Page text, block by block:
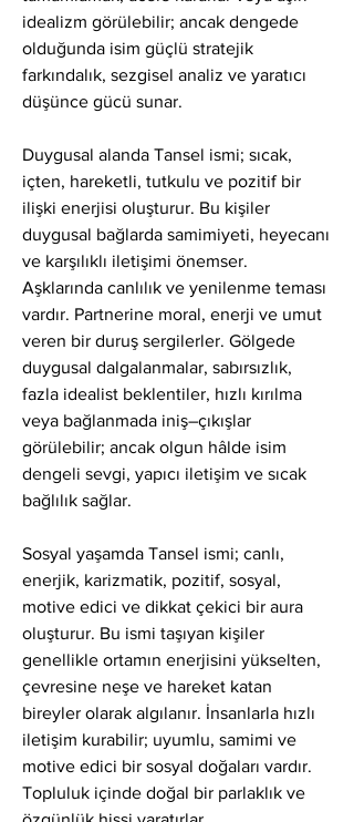
idealizm görülebilir; ancak dengede
olduğunda isim güçlü stratejik
farkındalık, sezgisel analiz ve yaratıcı
düşünce gücü sunar.
Duygusal alanda Tansel ismi; sıcak,
içten, hareketli, tutkulu ve pozitif bir
ilişki enerjisi oluşturur. Bu kişiler
duygusal bağlarda samimiyeti, heyecanı
ve karşılıklı iletişimi önemser.
Aşklarında canlılık ve yenilenme teması
vardır. Partnerine moral, enerji ve umut
veren bir duruş sergilerler. Gölgede
duygusal dalgalanmalar, sabırsızlık,
fazla idealist beklentiler, hızlı kırılma
veya bağlanmada iniş–çıkışlar
görülebilir; ancak olgun hâlde isim
dengeli sevgi, yapıcı iletişim ve sıcak
bağlılık sağlar.
Sosyal yaşamda Tansel ismi; canlı,
enerjik, karizmatik, pozitif, sosyal,
motive edici ve dikkat çekici bir aura
oluşturur. Bu ismi taşıyan kişiler
genellikle ortamın enerjisini yükselten,
çevresine neşe ve hareket katan
bireyler olarak algılanır. İnsanlarla hızlı
iletişim kurabilir; uyumlu, samimi ve
motive edici bir sosyal doğaları vardır.
Topluluk içinde doğal bir parlaklık ve